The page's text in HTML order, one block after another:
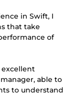
in Swift, I
that take
of
excellent
able to
to understand